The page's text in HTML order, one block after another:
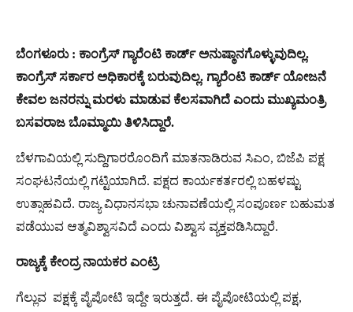
ಬೆಂಗಳೂರು : ಕಾಂಗ್ರೆಸ್ ಗ್ಯಾರೆಂಟಿ ಕಾರ್ಡ್ ಅನುಷ್ಠಾನಗೊಳ್ಳುವುದಿಲ್ಲ.
ಕಾಂಗ್ರೆಸ್ ಸರ್ಕಾರ ಅಧಿಕಾರಕ್ಕೆ ಬರುವುದಿಲ್ಲ. ಗ್ಯಾರೆಂಟಿ ಕಾರ್ಡ್ ಯೋಜನೆ
ಕೇವಲ ಜನರನ್ನು ಮರಳು ಮಾಡುವ ಕೆಲಸವಾಗಿದೆ ಎಂದು ಮುಖ್ಯಮಂತ್ರಿ
ಬಸವರಾಜ ಬೊಮ್ಮಾಯಿ ತಿಳಿಸಿದ್ದಾರೆ.
ಬೆಳಗಾವಿಯಲ್ಲಿ ಸುದ್ದಿಗಾರರೊಂದಿಗೆ ಮಾತನಾಡಿರುವ ಸಿಎಂ, ಬಿಜೆಪಿ ಪಕ್ಷ
ಸಂಘಟನೆಯಲ್ಲಿ ಗಟ್ಟಿಯಾಗಿದೆ. ಪಕ್ಷದ ಕಾರ್ಯಕರ್ತರಲ್ಲಿ ಬಹಳಷ್ಟು
ಉತ್ಸಾಹವಿದೆ. ರಾಜ್ಯ ವಿಧಾನಸಭಾ ಚುನಾವಣೆಯಲ್ಲಿ ಸಂಪೂರ್ಣ ಬಹುಮತ
ಪಡೆಯುವ ಆತ್ಮವಿಶ್ವಾಸವಿದೆ ಎಂದು ವಿಶ್ವಾಸ ವ್ಯಕ್ತಪಡಿಸಿದ್ದಾರೆ.
ರಾಜ್ಯಕ್ಕೆ ಕೇಂದ್ರ ನಾಯಕರ ಎಂಟ್ರಿ
ಗೆಲ್ಲುವ ಪಕ್ಷಕ್ಕೆ ಪೈಪೋಟಿ ಇದ್ದೇ ಇರುತ್ತದೆ. ಈ ಪೈಪೋಟಿಯಲ್ಲಿ ಪಕ್ಷ,